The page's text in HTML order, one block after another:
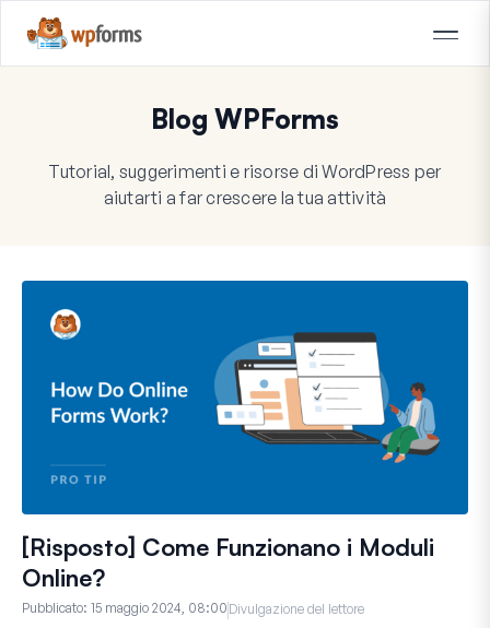
Blog WPForms
Tutorial, suggerimenti e risorse di WordPress per
aiutarti a far crescere la tua attività
[Risposto] Come Funzionano i Moduli
Online?
Pubblicato: 15 maggio 2024, 08:00 Divulgazione del lettore